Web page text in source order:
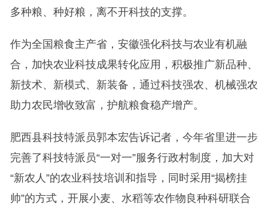
多种粮、种好粮，离不开科技的支撑。
作为全国粮食主产省，安徽强化科技与农业有机融
合，加快农业科技成果转化应用，积极推广新品种、
新技术、新模式、新装备，通过科技强农、机械强农
助力农民增收致富，护航粮食稳产增产。
肥西县科技特派员郭本宏告诉记者，今年省里进一步
完善了科技特派员“一对一”服务行政村制度，加大对
“新农人”的农业科技培训和指导，同时采用“揭榜挂
帅”的方式，开展小麦、水稻等农作物良种科研联合